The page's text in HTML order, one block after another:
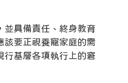
並具備責任、終身教育
該要正視養寵家庭的需
行基層各項執行上的窘